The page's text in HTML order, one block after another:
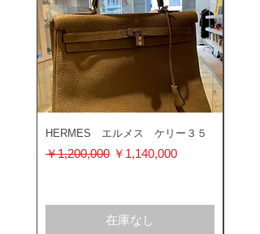
HERMES エルメス ケリー３５
通常価格
￥1,200,000 セール価格
￥1,140,000
在庫なし